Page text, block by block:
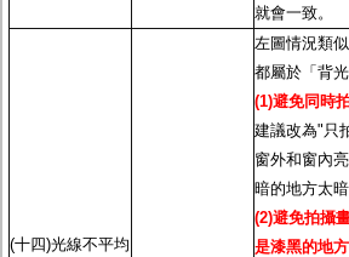
就會一致。
(十四)光線不平均
左圖情況類
都屬於「背
(1)避免同時
建議改為"只
窗外和窗內
暗的地方太暗
(2)避免拍攝
是漆黑的地方